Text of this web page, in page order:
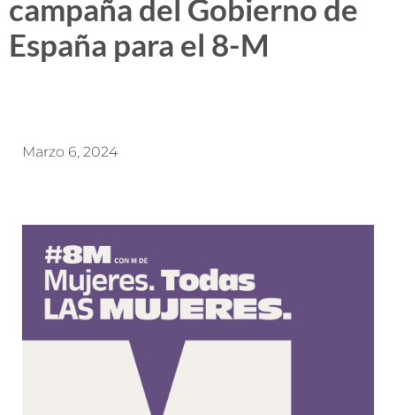
campaña del Gobierno de
España para el 8-M
Marzo 6, 2024